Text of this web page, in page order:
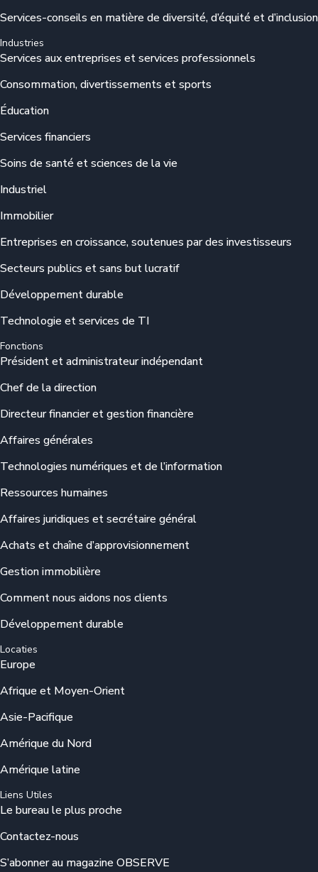
Services-conseils en matière de diversité, d’équité et d’inclusion
Industries
Services aux entreprises et services professionnels
Consommation, divertissements et sports
Éducation
Services financiers
Soins de santé et sciences de la vie
Industriel
Immobilier
Entreprises en croissance, soutenues par des investisseurs
Secteurs publics et sans but lucratif
Développement durable
Technologie et services de TI
Fonctions
Président et administrateur indépendant
Chef de la direction
Directeur financier et gestion financière
Affaires générales
Technologies numériques et de l’information
Ressources humaines
Affaires juridiques et secrétaire général
Achats et chaîne d’approvisionnement
Gestion immobilière
Comment nous aidons nos clients
Développement durable
Locaties
Europe
Afrique et Moyen-Orient
Asie-Pacifique
Amérique du Nord
Amérique latine
Liens Utiles
Le bureau le plus proche
Contactez-nous
S’abonner au magazine OBSERVE